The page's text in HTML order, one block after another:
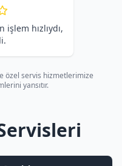
işlem hızlıydı,
özel servis hizmetlerimize
yansıtır.